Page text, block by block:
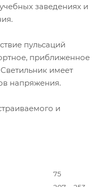
заведениях и
пульсаций
приближенное
имеет
напряжения.
и
75